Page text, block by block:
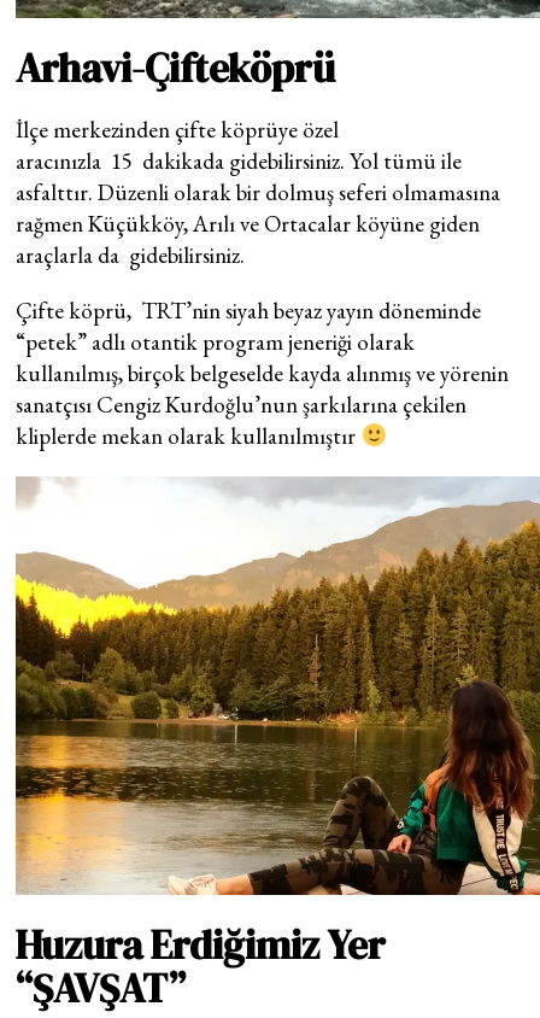
Arhavi-Çifteköprü
İlçe merkezinden çifte köprüye özel
aracınızla 15 dakikada gidebilirsiniz. Yol tümü ile
asfalttır. Düzenli olarak bir dolmuş seferi olmamasına
rağmen Küçükköy, Arılı ve Ortacalar köyüne giden
araçlarla da gidebilirsiniz.
Çifte köprü, TRT’nin siyah beyaz yayın döneminde
“petek” adlı otantik program jeneriği olarak
kullanılmış, birçok belgeselde kayda alınmış ve yörenin
sanatçısı Cengiz Kurdoğlu’nun şarkılarına çekilen
kliplerde mekan olarak kullanılmıştır
Huzura Erdiğimiz Yer
“ŞAVŞAT”